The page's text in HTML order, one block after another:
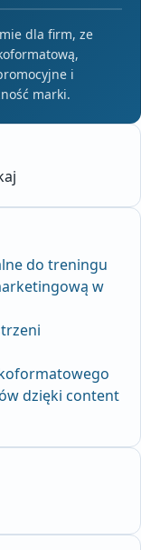
dla firm, ze
i
marki.
do treningu
w
dzięki content